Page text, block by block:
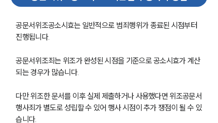
공문서위조공소시효는 일반적으로 범죄행위가 종료된 시점부터
진행됩니다.
공문서위조죄는 위조가 완성된 시점을 기준으로 공소시효가 계산
되는 경우가 많습니다.
다만 위조한 문서를 이후 실제 제출하거나 사용했다면 위조공문서
행사죄가 별도로 성립할 수 있어 행사 시점이 추가 쟁점이 될 수 있
습니다.